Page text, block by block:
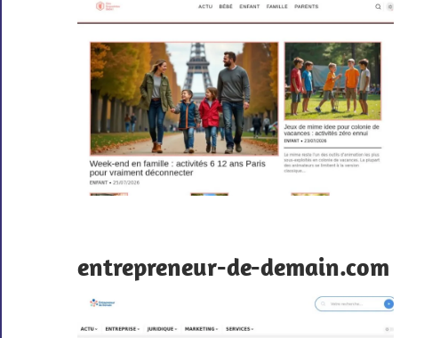
entrepreneur-de-demain.com